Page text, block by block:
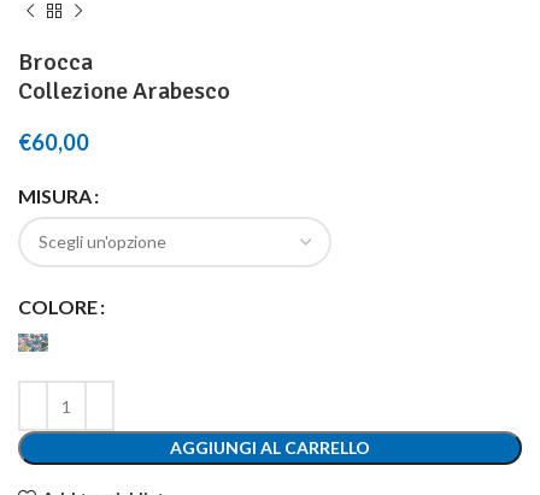
Brocca
Collezione Arabesco
€60,00
MISURA
COLORE
AGGIUNGI AL CARRELLO